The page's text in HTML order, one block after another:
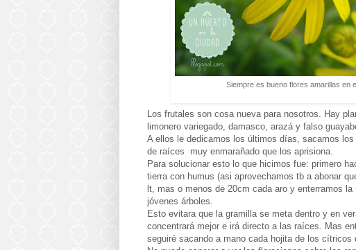
Siempre es bueno flores amarillas en
Los frutales son cosa nueva para nosotros. Hay
limonero variegado, damasco, arazá y falso
A ellos le dedicamos los últimos días, sacamos
de raíces muy enmarañado que los aprisiona.
Para solucionar esto lo que hicimos fue: primero
tierra con humus (asi aprovechamos tb a abonar
lt, mas o menos de 20cm cada aro y enterramos
jóvenes árboles.
Esto evitara que la gramilla se meta dentro y en
concentrará mejor e irá directo a las raíces. Mas
seguiré sacando a mano cada hojita de los cítricos